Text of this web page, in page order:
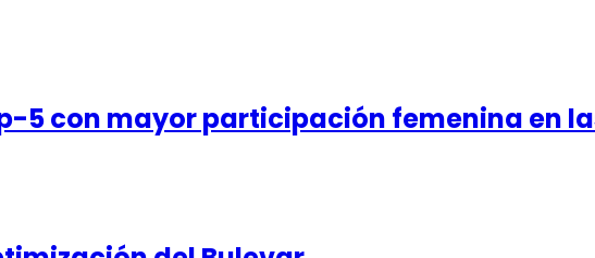
5 con mayor participación femenina en